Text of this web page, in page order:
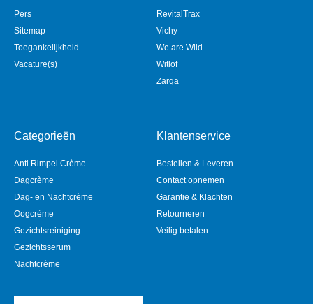
Pers
Sitemap
Toegankelijkheid
Vacature(s)
RevitalTrax
Vichy
We are Wild
Witlof
Zarqa
Categorieën
Anti Rimpel Crème
Dagcrème
Dag- en Nachtcrème
Oogcrème
Gezichtsreiniging
Gezichtsserum
Nachtcrème
Klantenservice
Bestellen & Leveren
Contact opnemen
Garantie & Klachten
Retourneren
Veilig betalen